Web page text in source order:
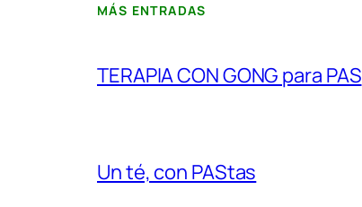
MÁS ENTRADAS
TERAPIA CON GONG para PAS
Un té, con PAStas